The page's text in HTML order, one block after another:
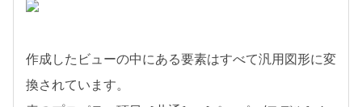
作成したビューの中にある要素はすべて汎用図形に変
換されています。